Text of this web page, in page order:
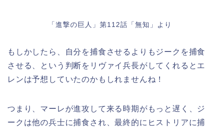
「進撃の巨人」第112話「無知」より
もしかしたら、自分を捕食させるよりもジークを捕食
させる、という判断をリヴァイ兵長がしてくれるとエ
レンは予想していたのかもしれませんね！
つまり、マーレが進攻して来る時期がもっと遅く、ジ
ークは他の兵士に捕食され、最終的にヒストリアに捕